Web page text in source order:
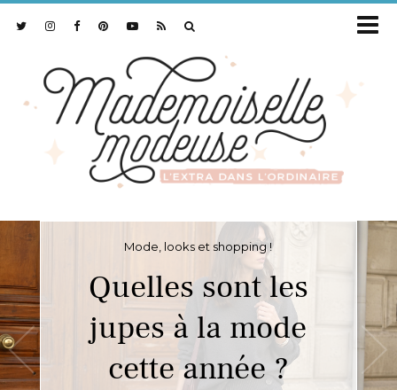
Mode, looks et shopping !
Quelles sont les
jupes à la mode
cette année ?